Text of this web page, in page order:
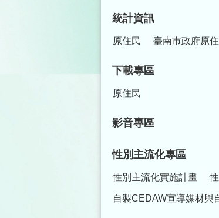
統計資訊
原住民 臺南市政府原
下載專區
原住民
影音專區
性別主流化專區
性別主流化實施計畫
自製CEDAW宣導媒材與